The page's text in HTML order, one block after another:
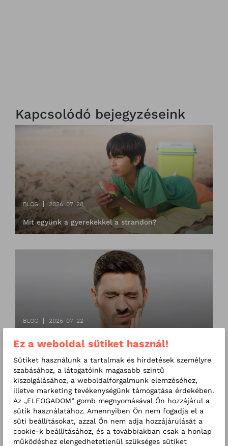
Kapcsolódó bejegyzéseink
BLOG 2026. 07. 28
Mit együnk a gyerekekkel a strandon?
BLOG 2026. 07. 22
Állkapocsízületi terápiák – Ki a szakértője? Kinek
ajánljuk? Milyen esetekben ajánljuk?
Ez a weboldal sütiket használ!
Sütiket használunk a tartalmak és hirdetések személyre
szabásához, a látogatóink magasabb szintű
kiszolgálásához, a weboldalforgalmunk elemzéséhez,
illetve marketing tevékenységünk támogatása érdekében.
Az „ELFOGADOM” gomb megnyomásával Ön hozzájárul a
sütik használatához. Amennyiben Ön nem fogadja el a
süti beállításokat, azzal Ön nem adja hozzájárulását a
cookie-k beállításához, és a továbbiakban csak a honlap
működéshez elengedhetetlenül szükséges sütiket